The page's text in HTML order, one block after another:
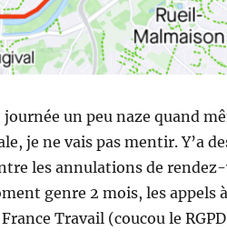
un peu naze quand
je ne vais pas mentir. Y’a
les annulations de
genre 2 mois, les appels
Travail (coucou le